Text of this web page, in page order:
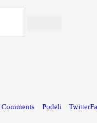
Comments Podeli Twitter